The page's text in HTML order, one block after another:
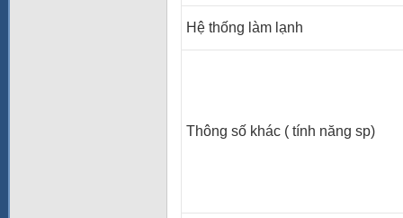
Hệ thống làm lạnh
Thông số khác ( tính năng sp)